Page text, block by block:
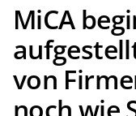
MiCA
von
noch wie